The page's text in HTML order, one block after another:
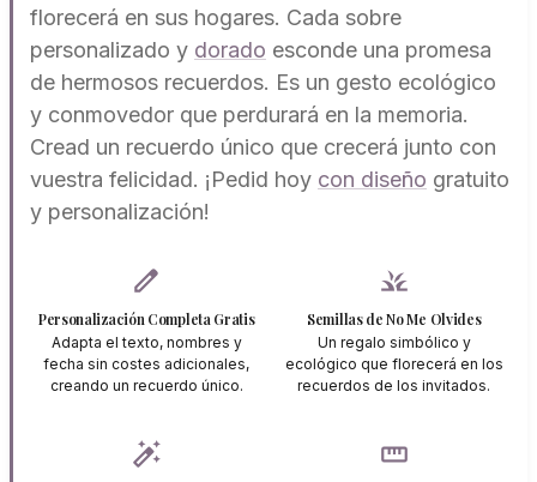
florecerá en sus hogares. Cada sobre
personalizado y dorado esconde una promesa
de hermosos recuerdos. Es un gesto ecológico
y conmovedor que perdurará en la memoria.
Cread un recuerdo único que crecerá junto con
vuestra felicidad. ¡Pedid hoy con diseño gratuito
y personalización!
edit
Personalización Completa Gratis
Adapta el texto, nombres y
fecha sin costes adicionales,
creando un recuerdo único.
grass
Semillas de No Me Olvides
Un regalo simbólico y
ecológico que florecerá en los
recuerdos de los invitados.
auto_fix_high straighten